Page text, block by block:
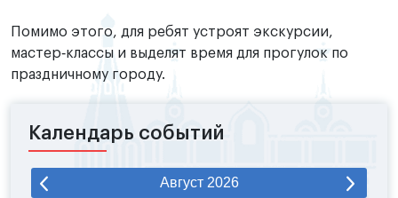
Помимо этого, для ребят устроят экскурсии,
мастер‑классы и выделят время для прогулок по
праздничному городу.
Календарь событий
Август 2026